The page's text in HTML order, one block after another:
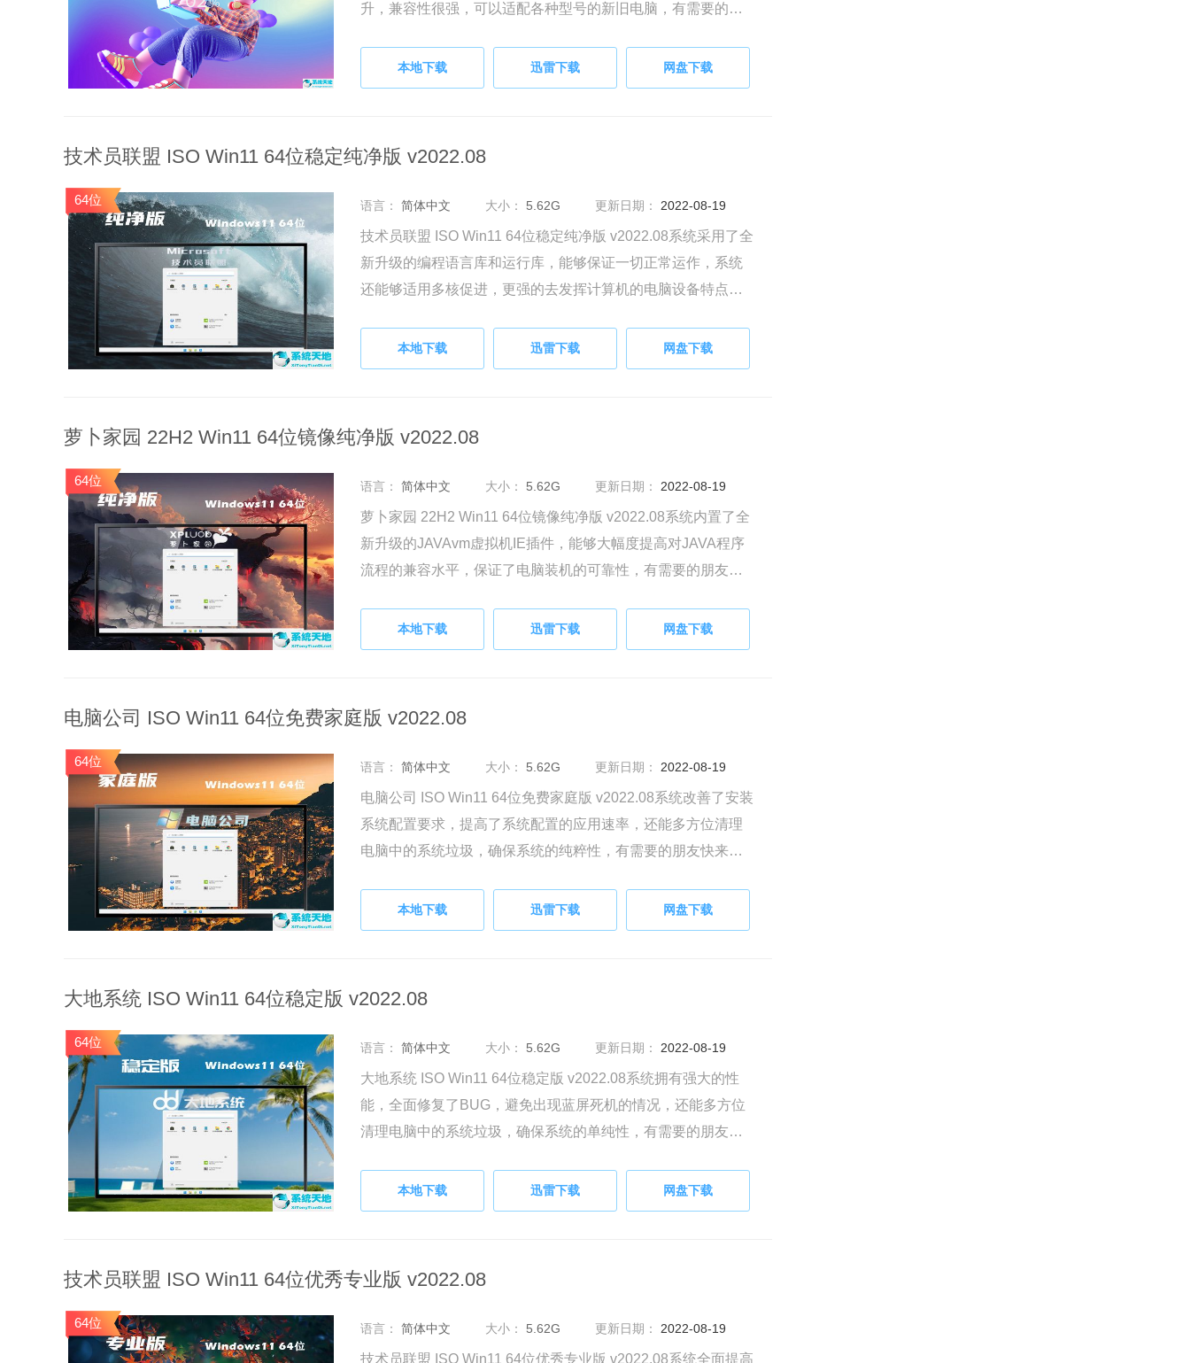
升，兼容性很强，可以适配各种型号的新旧电脑，有需要的朋
本地下载 迅雷下载 网盘下载
技术员联盟 ISO Win11 64位稳定纯净版 v2022.08
64位 语言： 简体中文 大小： 5.62G 更新日期： 2022-08-19
技术员联盟 ISO Win11 64位稳定纯净版 v2022.08系统采用了全
新升级的编程语言库和运行库，能够保证一切正常运作，系统
还能够适用多核促进，更强的去发挥计算机的电脑设备特点，
本地下载 迅雷下载 网盘下载
萝卜家园 22H2 Win11 64位镜像纯净版 v2022.08
64位 语言： 简体中文 大小： 5.62G 更新日期： 2022-08-19
萝卜家园 22H2 Win11 64位镜像纯净版 v2022.08系统内置了全
新升级的JAVAvm虚拟机IE插件，能够大幅度提高对JAVA程序
流程的兼容水平，保证了电脑装机的可靠性，有需要的朋友快
本地下载 迅雷下载 网盘下载
电脑公司 ISO Win11 64位免费家庭版 v2022.08
64位 语言： 简体中文 大小： 5.62G 更新日期： 2022-08-19
电脑公司 ISO Win11 64位免费家庭版 v2022.08系统改善了安装
系统配置要求，提高了系统配置的应用速率，还能多方位清理
电脑中的系统垃圾，确保系统的纯粹性，有需要的朋友快来下
本地下载 迅雷下载 网盘下载
大地系统 ISO Win11 64位稳定版 v2022.08
64位 语言： 简体中文 大小： 5.62G 更新日期： 2022-08-19
大地系统 ISO Win11 64位稳定版 v2022.08系统拥有强大的性
能，全面修复了BUG，避免出现蓝屏死机的情况，还能多方位
清理电脑中的系统垃圾，确保系统的单纯性，有需要的朋友快
本地下载 迅雷下载 网盘下载
技术员联盟 ISO Win11 64位优秀专业版 v2022.08
64位 语言： 简体中文 大小： 5.62G 更新日期： 2022-08-19
技术员联盟 ISO Win11 64位优秀专业版 v2022.08系统全面提高